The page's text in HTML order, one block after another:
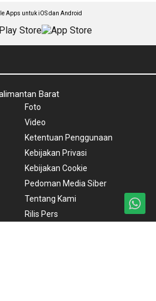
Apps untuk iOS dan Android
Barat
Foto
Video
Ketentuan Penggunaan
Kebijakan Privasi
Kebijakan Cookie
Pedoman Media Siber
Tentang Kami
Rilis Pers